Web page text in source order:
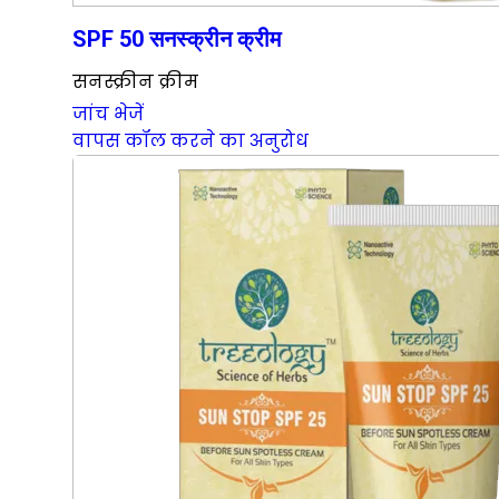
SPF 50 सनस्क्रीन क्रीम
सनस्क्रीन क्रीम
जांच भेजें
वापस कॉल करने का अनुरोध